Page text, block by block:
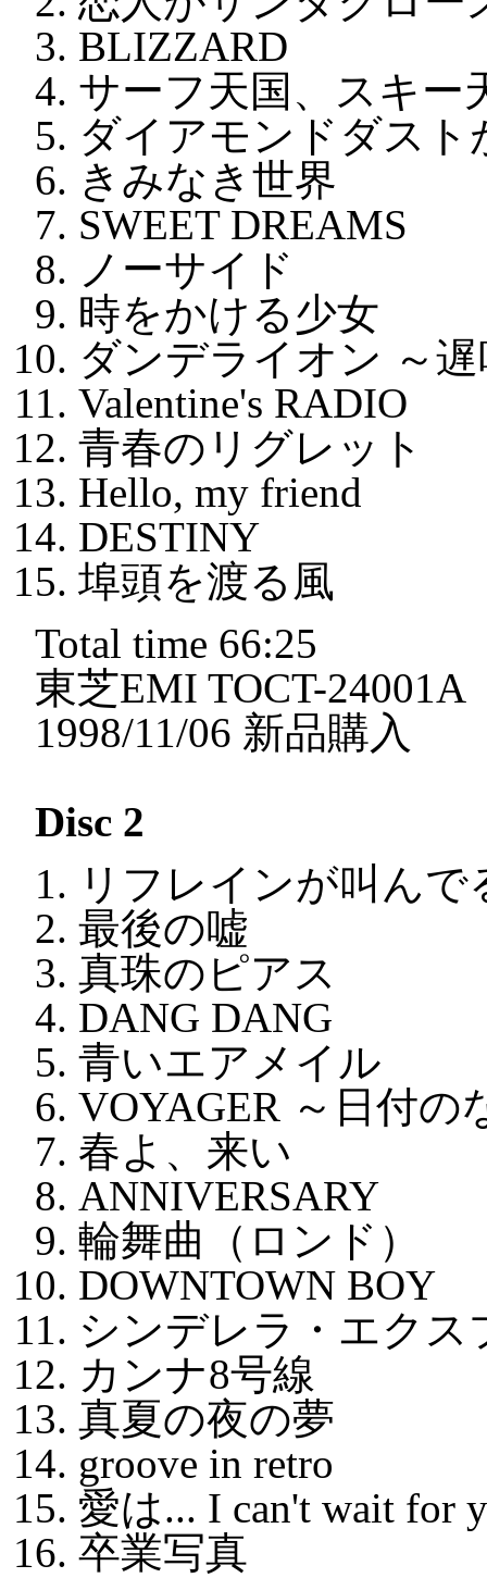
BLIZZARD
サーフ天国、スキー
ダイアモンドダスト
きみなき世界
SWEET DREAMS
ノーサイド
時をかける少女
ダンデライオン ～
Valentine's RADIO
青春のリグレット
Hello, my friend
DESTINY
埠頭を渡る風
Total time 66:25
東芝EMI TOCT-24001A
1998/11/06 新品購入
Disc 2
リフレインが叫んで
最後の嘘
真珠のピアス
DANG DANG
青いエアメイル
VOYAGER ～日付の
春よ、来い
ANNIVERSARY
輪舞曲（ロンド）
DOWNTOWN BOY
シンデレラ・エクス
カンナ8号線
真夏の夜の夢
groove in retro
愛は... I can't wait for
卒業写真